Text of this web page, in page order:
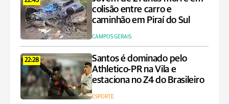
colisão entre carro e
caminhão em Piraí do Sul
CAMPOS GERAIS
22:28
Santos é dominado pelo
Athletico-PR na Vila e
estaciona no Z4 do Brasileiro
ESPORTE